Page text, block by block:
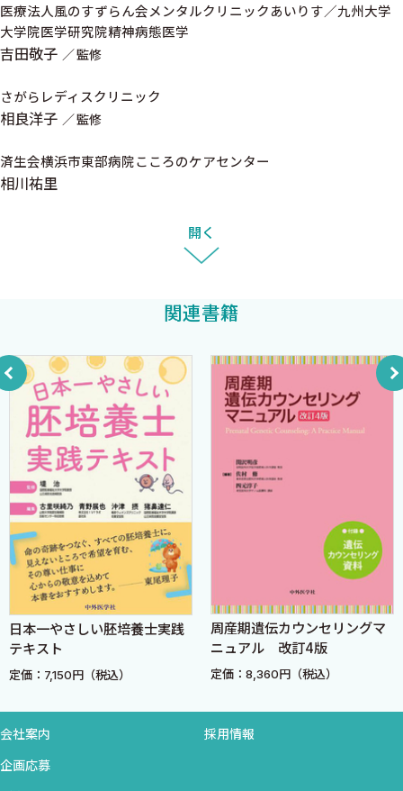
いるが，今回は，さらに多くの地域の実践がご紹介できた．ま
た，コラムの欄も新たに加えた．簡潔ながら幅広い情報や新たな
知識が得られるので，ご一読いただきたい．
ーイングに貢献できることを祈念したい．
医療法人風のすずらん会
メンタルクリニックあいりす
［Column 3］周産期における喪失（ペリネイタル・ロ
ス）
III 妊産婦メンタルヘルスを支える仕組み
2．妊産婦に対する支援の枠組み
（1）事業からみた妊産婦を支援する仕組み
6．MSW／PSWの役割
8．心理職の役割
9．小児科医の役割
［Column 5］産後ケア事業と産後ケアセンター
［Column 6］個人情報の取り扱い
IV MCMC母と子のメンタルヘルスケア研修会
1．母と子のメンタルヘルスケア研修会がめざすもの
（1）母と子のメンタルヘルスケア研修会がめざすもの
（2）スクリーニングの時期と評価法
2．入門編
（1）母子の関係性と妊産婦への対応の基本
（2）妊産婦のメンタルヘルスの不調と対応
（3）スクリーニングの必要性
（4）支援が必要な妊産婦のスクリーニング〜3つの質問票
（5）ロールプレイ
医療法人風のすずらん会メンタルクリニックあいりす／九州大学
大学院医学研究院精神病態医学
吉田敬子 監修
さがらレディスクリニック
相良洋子 監修
済生会横浜市東部病院こころのケアセンター
相川祐里
開く
関連書籍
日本一やさしい胚培養士実践
テキスト
定価：7,150円（税込）
周産期遺伝カウンセリングマ
ニュアル 改訂4版
定価：8,360円（税込）
会社案内 採用情報
企画応募